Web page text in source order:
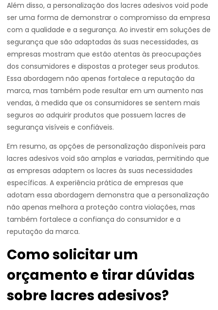
Além disso, a personalização dos lacres adesivos void pode
ser uma forma de demonstrar o compromisso da empresa
com a qualidade e a segurança. Ao investir em soluções de
segurança que são adaptadas às suas necessidades, as
empresas mostram que estão atentas às preocupações
dos consumidores e dispostas a proteger seus produtos.
Essa abordagem não apenas fortalece a reputação da
marca, mas também pode resultar em um aumento nas
vendas, à medida que os consumidores se sentem mais
seguros ao adquirir produtos que possuem lacres de
segurança visíveis e confiáveis.
Em resumo, as opções de personalização disponíveis para
lacres adesivos void são amplas e variadas, permitindo que
as empresas adaptem os lacres às suas necessidades
específicas. A experiência prática de empresas que
adotam essa abordagem demonstra que a personalização
não apenas melhora a proteção contra violações, mas
também fortalece a confiança do consumidor e a
reputação da marca.
Como solicitar um
orçamento e tirar dúvidas
sobre lacres adesivos?